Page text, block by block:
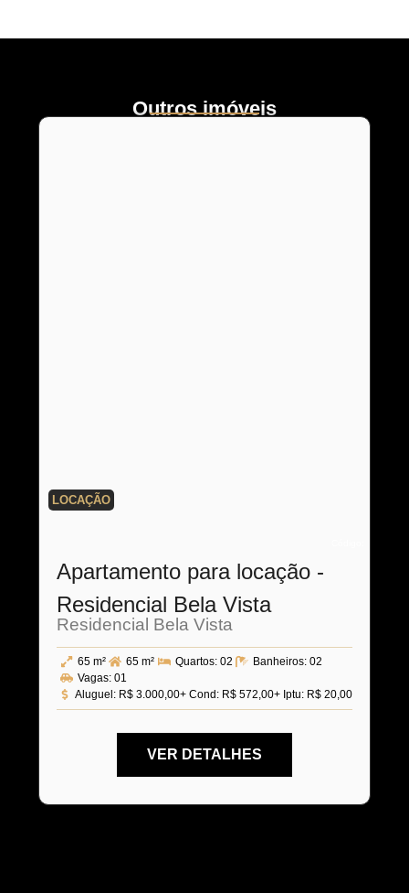
Outros imóveis
LOCAÇÃO
Apartamento para locação -
Residencial Bela Vista
Residencial Bela Vista
65 m² 65 m² Quartos: 02 Banheiros: 02
Vagas: 01
Aluguel: R$ 3.000,00+ Cond: R$ 572,00+ Iptu: R$ 20,00
VER DETALHES